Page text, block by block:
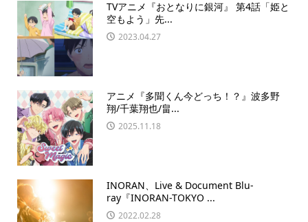
TVアニメ『おとなりに銀河』 第4話「姫と
空もよう」先...
2023.04.27
アニメ『多聞くん今どっち！？』波多野
翔/千葉翔也/畠...
2025.11.18
INORAN、Live & Document Blu-
ray『INORAN-TOKYO ...
2022.02.28